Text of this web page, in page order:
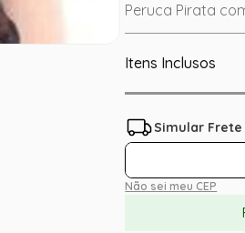
Peruca Pirata
Itens Inclusos
Não sei meu CEP